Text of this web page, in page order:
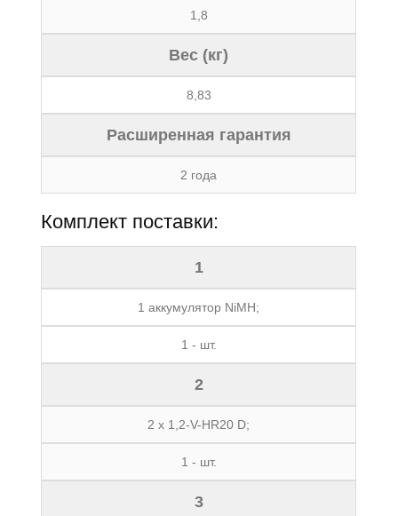
1,8
Вес (кг)
8,83
Расширенная гарантия
2 года
Комплект поставки:
1
1 аккумулятор NiMH;
1 - шт.
2
2 x 1,2-V-HR20 D;
1 - шт.
3